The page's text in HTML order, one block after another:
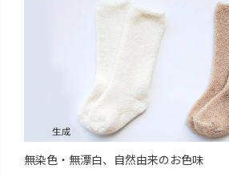
無染色・無漂白、自然由来のお色味